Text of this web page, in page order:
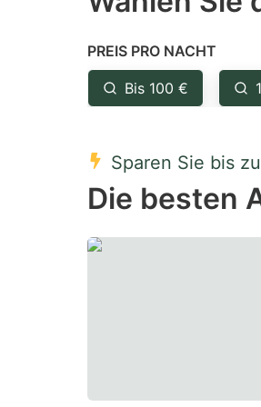
Press
question
mark
key
get
the
PREIS PRO NACHT
Bis 100 €
Sparen Sie bis zu
Die besten